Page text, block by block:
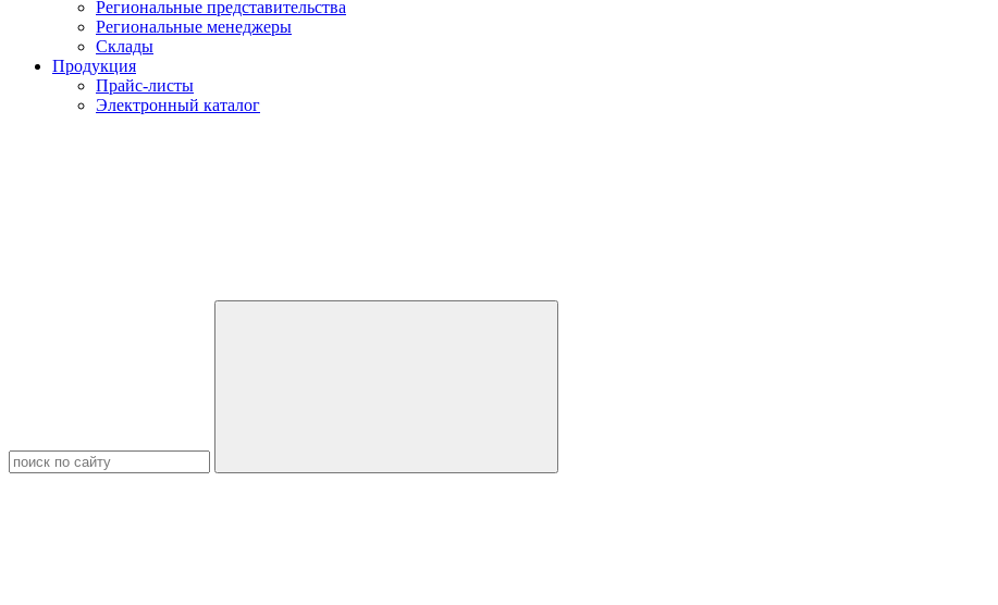
Региональные представительства
Региональные менеджеры
Склады
Продукция
Прайс-листы
Электронный каталог